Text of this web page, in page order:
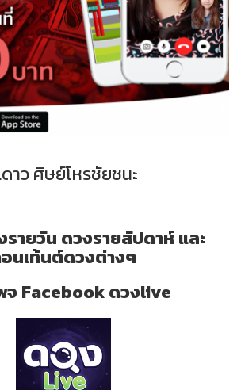
าว ศิษย์โหรชัยชนะ
ายวัน ดวงรายสัปดาห์ และ
นเท้นต์ดวงต่างๆ
จ Facebook ดวงlive